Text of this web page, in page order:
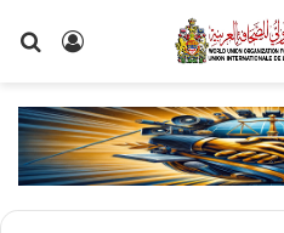
تسجيل